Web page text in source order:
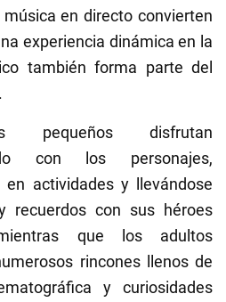
en directo convierten
experiencia dinámica en la
también forma parte del
pequeños disfrutan
con los personajes,
en actividades y llevándose
recuerdos con sus héroes
que los adultos
rincones llenos de
y curiosidades